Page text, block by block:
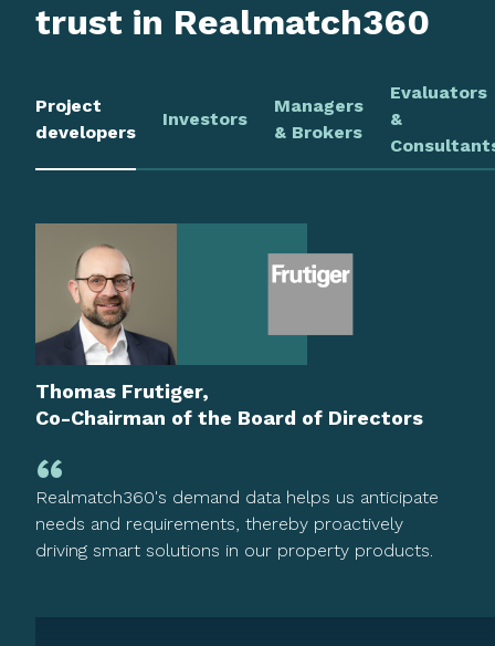
trust in Realmatch360
Project
developers
Investors
Managers
& Brokers
Evaluators
&
Thomas Frutiger,
Co-Chairman of the Board of Directors
Realmatch360's demand data helps us anticipate
needs and requirements, thereby proactively
driving smart solutions in our property products.